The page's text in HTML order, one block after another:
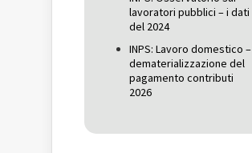
lavoratori pubblici – i dati
del 2024
INPS: Lavoro domestico –
dematerializzazione del
pagamento contributi
2026